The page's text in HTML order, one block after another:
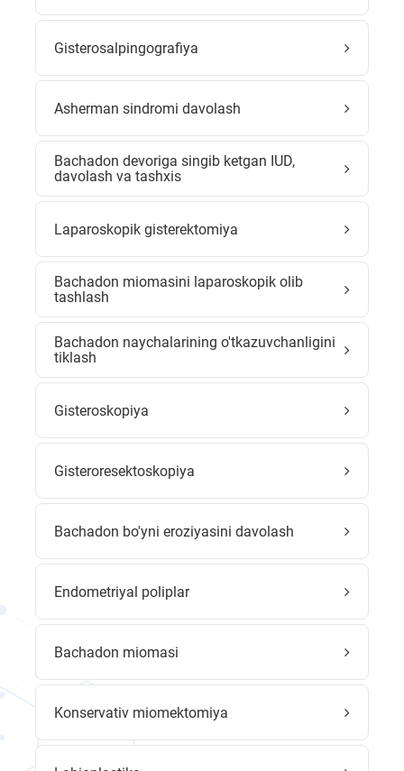
Gisterosalpingografiya
Asherman sindromi davolash
Bachadon devoriga singib ketgan IUD,
davolash va tashxis
Laparoskopik gisterektomiya
Bachadon miomasini laparoskopik olib
tashlash
Bachadon naychalarining o'tkazuvchanligini
tiklash
Gisteroskopiya
Gisteroresektoskopiya
Bachadon bo'yni eroziyasini davolash
Endometriyal poliplar
Bachadon miomasi
Konservativ miomektomiya